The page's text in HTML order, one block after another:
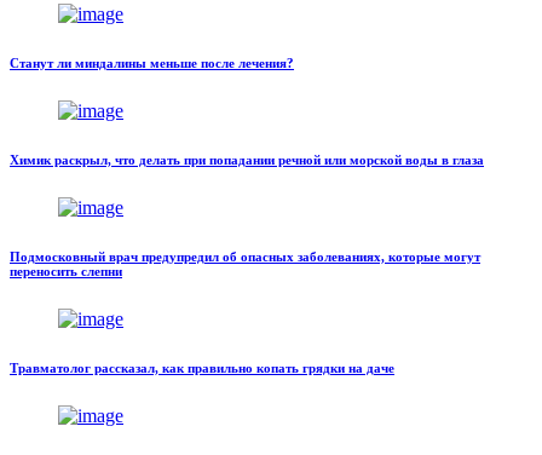
Станут ли миндалины меньше после лечения?
Химик раскрыл, что делать при попадании речной или морской воды в глаза
Подмосковный врач предупредил об опасных заболеваниях, которые могут
переносить слепни
Травматолог рассказал, как правильно копать грядки на даче